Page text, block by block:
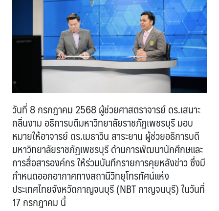
วันที่ 8 กรกฎาคม 2568 ผู้ช่วยศาสตราจารย์ ดร.เสนาะ
กลิ่นงาม อธิการบดีมหาวิทยาลัยราชภัฏเพชรบุรี มอบ
หมายให้อาจารย์ ดร.เมธาวิน สาระยาน ผู้ช่วยอธิการบดี
มหาวิทยาลัยราชภัฏเพชรบุรี ด้านการพัฒนานักศึกษและ
การสื่อสารองค์กร ให้ร่วมบันทึกรายการคุยหลังข่าว ซึ่งมี
กำหนดออกอากาศทางสถานีวิทยุโทรทัศน์แห่ง
ประเทศไทยจังหวัดกาญจนบุรี (NBT กาญจนบุรี) ในวันที่
17 กรกฎาคม นี้